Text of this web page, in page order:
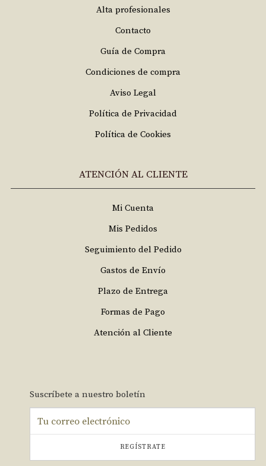
Alta profesionales
Contacto
Guía de Compra
Condiciones de compra
Aviso Legal
Política de Privacidad
Política de Cookies
ATENCIÓN AL CLIENTE
Mi Cuenta
Mis Pedidos
Seguimiento del Pedido
Gastos de Envío
Plazo de Entrega
Formas de Pago
Atención al Cliente
Suscríbete a nuestro boletín
REGÍSTRATE